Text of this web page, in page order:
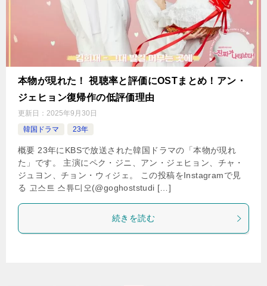
本物が現れた！ 視聴率と評価にOSTまとめ！アン・
ジェヒョン復帰作の低評価理由
更新日： 2025年9月30日
韓国ドラマ
23年
概要 23年にKBSで放送された韓国ドラマの「本物が現れ
た」です。 主演にペク・ジニ、アン・ジェヒョン、チャ・
ジュヨン、チョン・ウィジェ。 この投稿をInstagramで見
る 고스트 스튜디오(@goghoststudi […]
続きを読む